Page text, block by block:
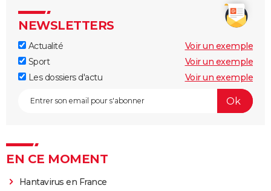
NEWSLETTERS
Actualité
Voir un exemple
Sport
Voir un exemple
Les dossiers d'actu
Voir un exemple
EN CE MOMENT
Hantavirus en France